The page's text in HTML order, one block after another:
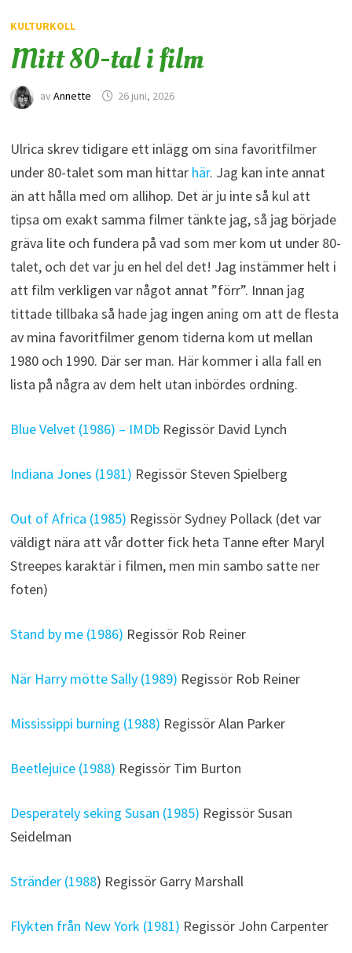
KULTURKOLL
Mitt 80-tal i film
av Annette 26 juni, 2026
Ulrica skrev tidigare ett inlägg om sina favoritfilmer
under 80-talet som man hittar här. Jag kan inte annat
än att hålla med om allihop. Det är ju inte så kul att
tipsa om exakt samma filmer tänkte jag, så jag började
gräva lite och fundera på vad som mer kom ut under 80-
talet, och det var ju en hel del det! Jag instämmer helt i
att film verkligen var något annat ”förr”. Innan jag
tittade tillbaka så hade jag ingen aning om att de flesta
av mina favoritfilmer genom tiderna kom ut mellan
1980 och 1990. Där ser man. Här kommer i alla fall en
lista på några av dem helt utan inbördes ordning.
Blue Velvet (1986) – IMDbRegissör David Lynch
Indiana Jones (1981) Regissör Steven Spielberg
Out of Africa (1985) Regissör Sydney Pollack (det var
väldigt nära att vår dotter fick heta Tanne efter Maryl
Streepes karaktär i filmen, men min sambo satte ner
foten)
Stand by me (1986) Regissör Rob Reiner
När Harry mötte Sally (1989) Regissör Rob Reiner
Mississippi burning (1988) Regissör Alan Parker
Beetlejuice (1988) Regissör Tim Burton
Desperately seking Susan (1985) Regissör Susan
Seidelman
Stränder (1988) Regissör Garry Marshall
Flykten från New York (1981) Regissör John Carpenter